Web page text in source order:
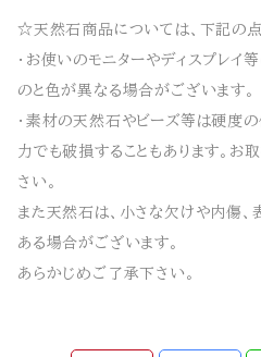
☆天然石商品については、下記の点
・お使いのモニターやディスプレイ
のと色が異なる場合がございます。
・素材の天然石やビーズ等は硬度
力でも破損することもあります。お
さい。
また天然石は、小さな欠けや内傷
ある場合がございます。
あらかじめご了承下さい。